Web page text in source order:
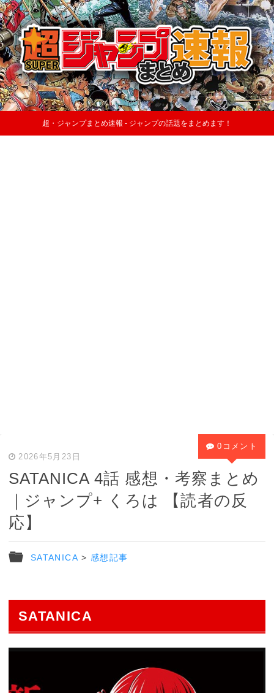
超・ジャンプまとめ速報 - ジャンプの話題をまとめます！
2026年5月23日
SATANICA 4話 感想・考察まとめ
｜ジャンプ+ くろは 【読者の反
応】
SATANICA > 感想記事
0コメント
SATANICA